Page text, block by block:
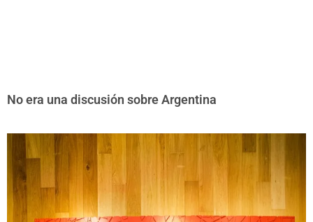
No era una discusión sobre Argentina